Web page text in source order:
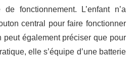
fonctionnement. L’enfant n’a
central pour faire fonctionner
peut également préciser que pour
elle s’équipe d’une batterie